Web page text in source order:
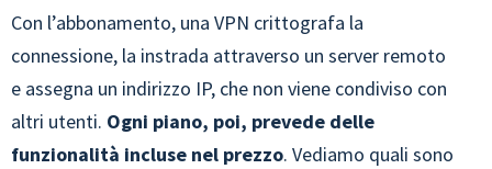
Con l’abbonamento, una VPN crittografa la
connessione, la instrada attraverso un server remoto
e assegna un indirizzo IP, che non viene condiviso con
altri utenti. Ogni piano, poi, prevede delle
funzionalità incluse nel prezzo. Vediamo quali sono